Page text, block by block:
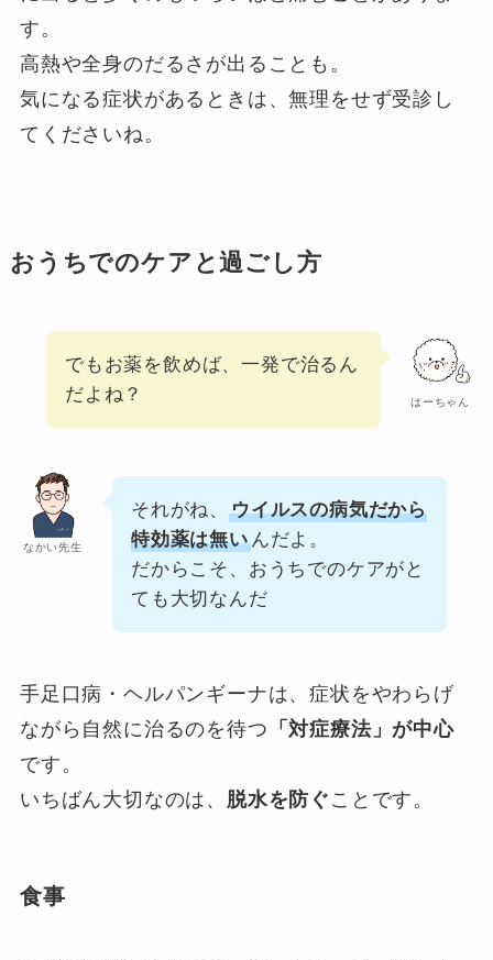
す。
高熱や全身のだるさが出ることも。
気になる症状があるときは、無理をせず受診し
てくださいね。
おうちでのケアと過ごし方
はーちゃん
でもお薬を飲めば、一発で治るん
だよね？
なかい先生
それがね、
ウイルスの病気だから
特効薬は無いんだよ。
だからこそ、おうちでのケアがと
ても大切なんだ
手足口病・ヘルパンギーナは、症状をやわらげ
ながら自然に治るのを待つ 「対症療法」が中心
です。
いちばん大切なのは、 脱水を防ぐ ことです。
食事